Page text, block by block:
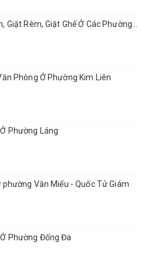
đối với loại rèm được làm từ chất
VIỆT NAM có sự kết hợp
dụng có lợi cho rèm và hóa chất
vừa có tác dụng làm cho rèm
lợi cho sức khỏe người dùng.
bụi hoặc khăn ẩm để vệ sinh
nhà của bạn.
treo một cách tốt nhất
vị trí như ban đầu
đúng vị trí ban đầu
công việc
chúng tôi sẽ tiến hành bàn
hàng hài lòng với dịch vụ, vui lòng
thuận.
Phòng Ở Phường Kim Liên
Phường Láng
phường Văn Miếu - Quốc Tử Giám
Phường Đống Đa